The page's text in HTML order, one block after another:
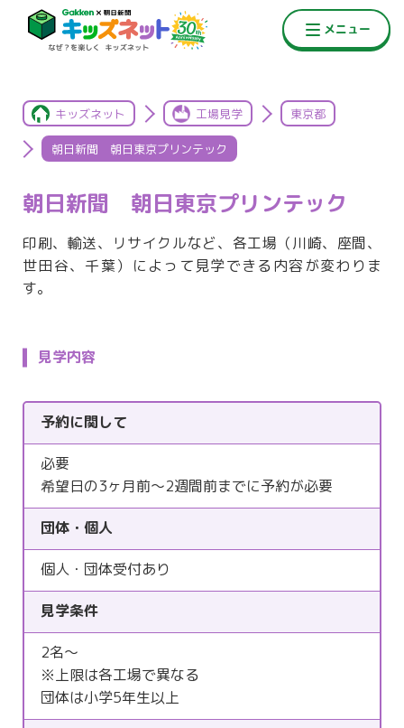
キッズネット 工場見学 東京都
朝日新聞 朝日東京プリンテック
朝日新聞 朝日東京プリンテック
印刷、輸送、リサイクルなど、各工場（川崎、座間、
世田谷、千葉）によって見学できる内容が変わりま
す。
見学内容
予約に関して
必要
希望日の3ヶ月前～2週間前までに予約が必要
団体・個人
個人・団体受付あり
見学条件
2名～
※上限は各工場で異なる
団体は小学5年生以上